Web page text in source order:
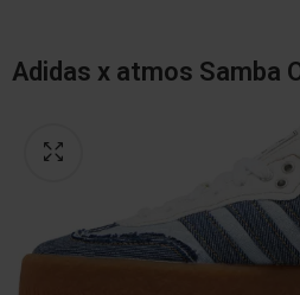
Adidas x atmos Samba